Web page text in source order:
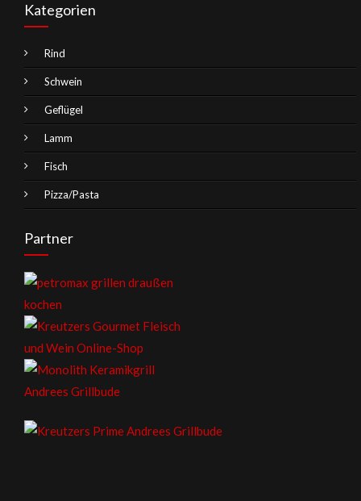
Kategorien
Rind
Schwein
Geflügel
Lamm
Fisch
Pizza/Pasta
Partner